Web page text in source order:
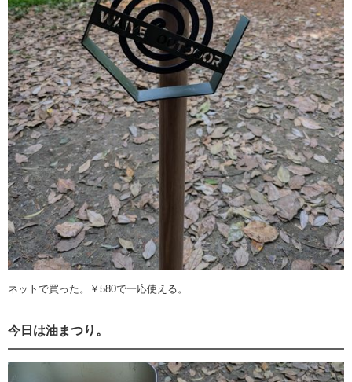
ネットで買った。￥580で一応使える。
今日は油まつり。